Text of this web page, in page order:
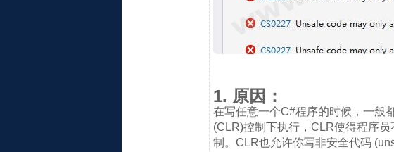
1. 原因：
在写任意一个C#程序的时候，一般
(CLR)控制下执行，CLR使得程序
制。CLR也允许你写非安全代码